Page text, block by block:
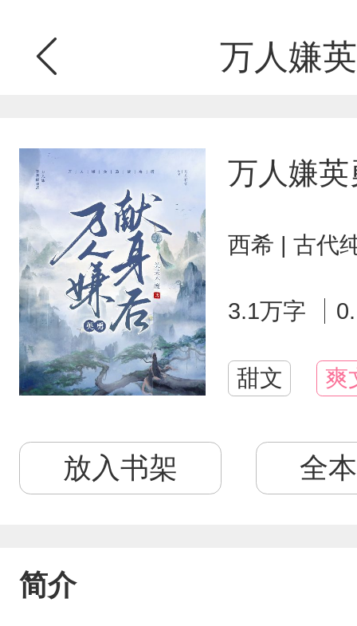
万人嫌
万人嫌
西希 | 古代
3.1万字
甜文 爽
放入书架 全
简介